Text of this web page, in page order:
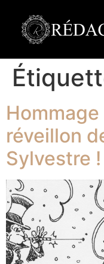
réveillon
Sylvestre !